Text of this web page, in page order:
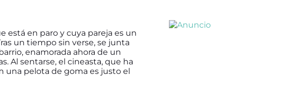
está en paro y cuya pareja es un
un tiempo sin verse, se junta
enamorada ahora de un
Al sentarse, el cineasta, que ha
una pelota de goma es justo el